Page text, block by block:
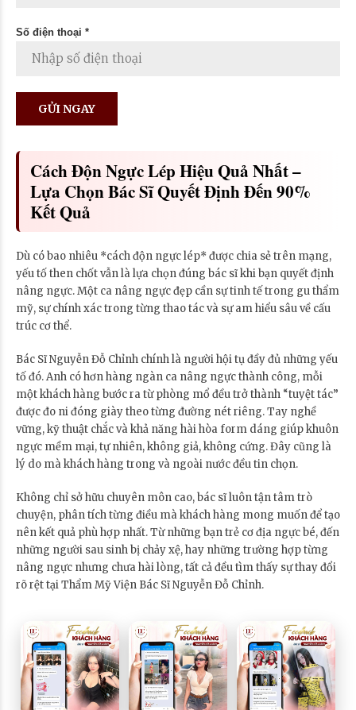
Số điện thoại *
Cách Độn Ngực Lép Hiệu Quả Nhất –
Lựa Chọn Bác Sĩ Quyết Định Đến 90%
Kết Quả
Dù có bao nhiêu *cách độn ngực lép* được chia sẻ trên mạng,
yếu tố then chốt vẫn là lựa chọn đúng bác sĩ khi bạn quyết định
nâng ngực. Một ca nâng ngực đẹp cần sự tinh tế trong gu thẩm
mỹ, sự chính xác trong từng thao tác và sự am hiểu sâu về cấu
trúc cơ thể.
Bác Sĩ Nguyễn Đỗ Chỉnh chính là người hội tụ đầy đủ những yếu
tố đó. Anh có hơn hàng ngàn ca nâng ngực thành công, mỗi
một khách hàng bước ra từ phòng mổ đều trở thành “tuyệt tác”
được đo ni đóng giày theo từng đường nét riêng. Tay nghề
vững, kỹ thuật chắc và khả năng hài hòa form dáng giúp khuôn
ngực mềm mại, tự nhiên, không giả, không cứng. Đây cũng là
lý do mà khách hàng trong và ngoài nước đều tin chọn.
Không chỉ sở hữu chuyên môn cao, bác sĩ luôn tận tâm trò
chuyện, phân tích từng điều mà khách hàng mong muốn để tạo
nên kết quả phù hợp nhất. Từ những bạn trẻ cơ địa ngực bé, đến
những người sau sinh bị chảy xệ, hay những trường hợp từng
nâng ngực nhưng chưa hài lòng, tất cả đều tìm thấy sự thay đổi
rõ rệt tại Thẩm Mỹ Viện Bác Sĩ Nguyễn Đỗ Chỉnh.